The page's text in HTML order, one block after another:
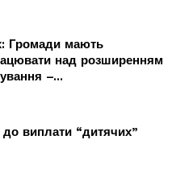
Громади мають
над розширенням
–...
до виплати “дитячих”